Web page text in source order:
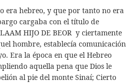
era hebreo, y que por tanto no era
cargaba con el título de
HIJO DE BEOR y ciertamente
hombre, establecía comunicación
Era la época en que el Hebreo
aquella pena que Dios le
al pie del monte Sinaí; Cierto